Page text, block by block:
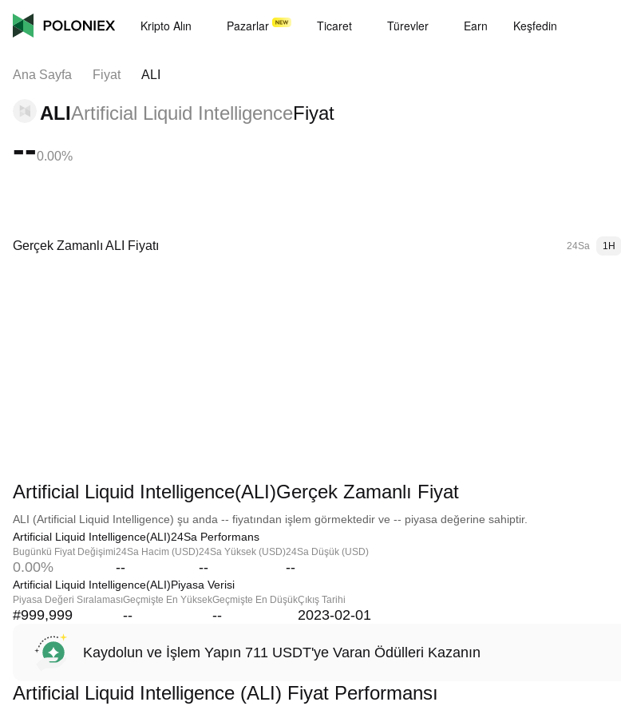
Kripto Alın Pazarlar Ticaret Türevler Earn Keşfedin
Ana Sayfa Fiyat ALI
ALIArtificial Liquid IntelligenceFiyat
--0.00%
Gerçek Zamanlı ALI Fiyatı 24Sa 1H
Artificial Liquid Intelligence(ALI)Gerçek Zamanlı Fiyat
ALI (Artificial Liquid Intelligence) şu anda -- fiyatından işlem görmektedir ve -- piyasa değerine sahiptir.
Artificial Liquid Intelligence(ALI)24Sa Performans
Bugünkü Fiyat Değişimi
0.00%
24Sa Hacim (USD)
--
24Sa Yüksek (USD)
--
24Sa Düşük (USD)
--
Artificial Liquid Intelligence(ALI)Piyasa Verisi
Piyasa Değeri Sıralaması
#999,999
Geçmişte En Yüksek
--
Geçmişte En Düşük
--
Çıkış Tarihi
2023-02-01
Kaydolun ve İşlem Yapın 711 USDT'ye Varan Ödülleri Kazanın
Artificial Liquid Intelligence (ALI) Fiyat Performansı